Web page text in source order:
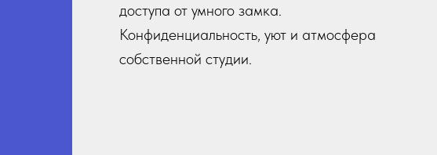
доступа от умного замка.
Конфиденциальность, уют и атмосфера
собственной студии.